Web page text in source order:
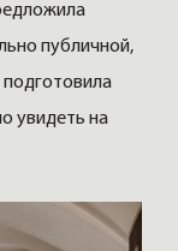
публичной,
увидеть на